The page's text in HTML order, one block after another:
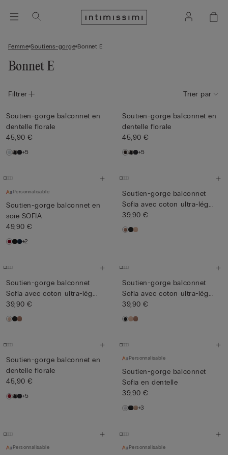
Femme Soutiens-gorge Bonnet E
Bonnet E
Filtrer Trier par
Soutien-gorge balconnet en
dentelle florale
45,90 €
+5
Soutien-gorge balconnet en
dentelle florale
45,90 €
+5
Personnalisable
Soutien-gorge balconnet en
soie SOFIA
49,90 €
+2
Soutien-gorge balconnet
Sofia avec coton ultra-lég...
39,90 €
Soutien-gorge balconnet
Sofia avec coton ultra-lég...
39,90 €
Soutien-gorge balconnet
Sofia avec coton ultra-lég...
39,90 €
Soutien-gorge balconnet en
dentelle florale
45,90 €
+5
Personnalisable
Soutien-gorge balconnet
Sofia en dentelle
39,90 €
+3
Personnalisable Personnalisable